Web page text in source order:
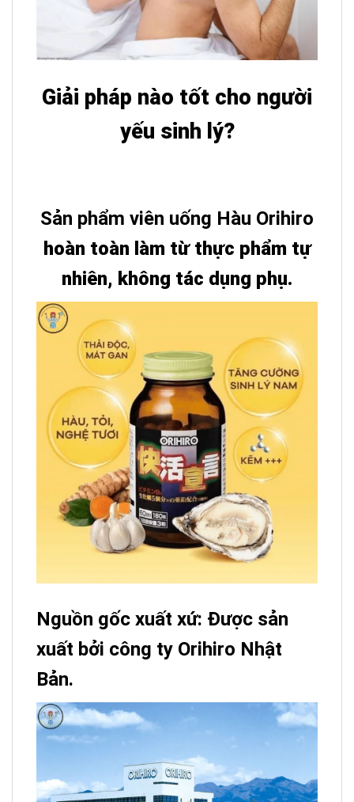
Giải pháp nào tốt cho người
yếu sinh lý?
Sản phẩm viên uống Hàu Orihiro
hoàn toàn làm từ thực phẩm tự
nhiên, không tác dụng phụ.
Nguồn gốc xuất xứ: Được sản
xuất bởi công ty Orihiro Nhật
Bản.